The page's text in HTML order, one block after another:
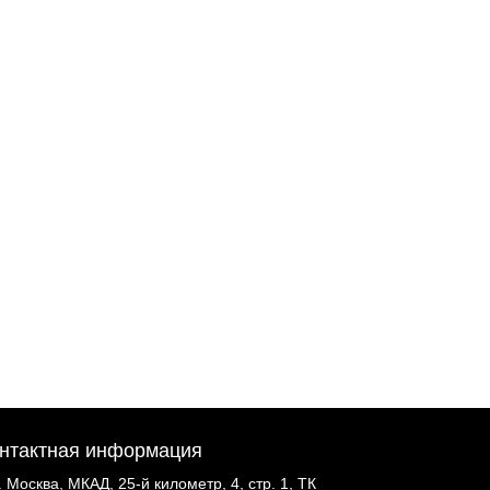
информация
Москва, МКАД, 25-й километр, 4, стр. 1, ТК